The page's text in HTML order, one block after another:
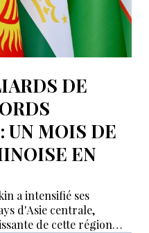
DE
UN MOIS DE
EN
a intensifié ses
d'Asie centrale,
de cette région